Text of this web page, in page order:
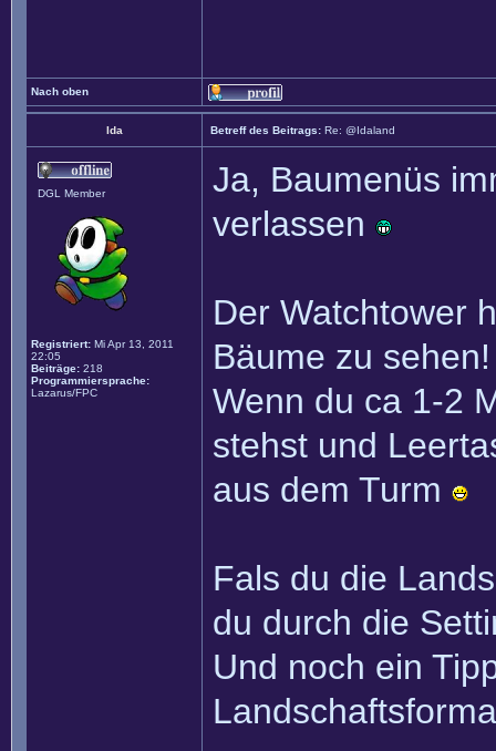
Nach oben
Ida Betreff des Beitrags: Re: @Idaland
DGL Member
Registriert: Mi Apr 13, 2011
22:05
Beiträge: 218
Programmiersprache:
Lazarus/FPC
Ja, Baumenüs
verlassen
Der Watchtower
Bäume zu sehen!
Wenn du ca 1-2
stehst und
aus dem Turm
Fals du die
du durch die
Und noch ein